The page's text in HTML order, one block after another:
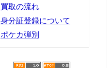
買取の流れ
身分証登録について
ポケカ弾別